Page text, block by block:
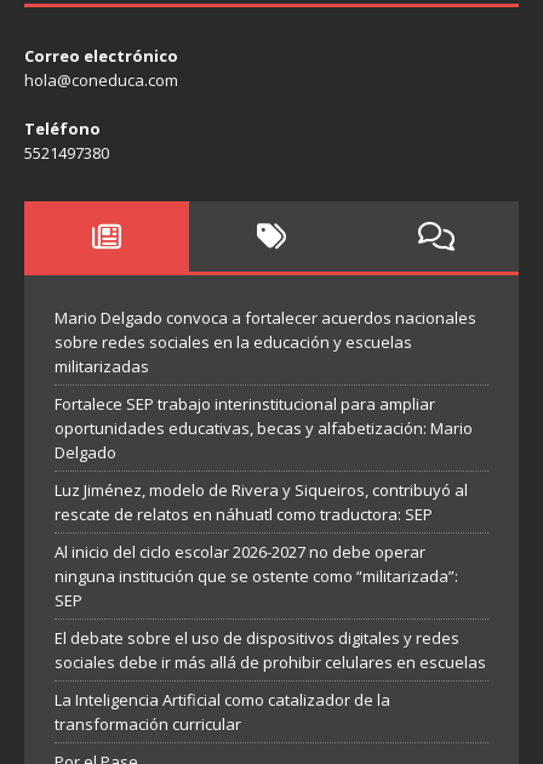
Correo electrónico
hola@coneduca.com
Teléfono
5521497380
Mario Delgado convoca a fortalecer acuerdos nacionales
sobre redes sociales en la educación y escuelas
militarizadas
Fortalece SEP trabajo interinstitucional para ampliar
oportunidades educativas, becas y alfabetización: Mario
Delgado
Luz Jiménez, modelo de Rivera y Siqueiros, contribuyó al
rescate de relatos en náhuatl como traductora: SEP
Al inicio del ciclo escolar 2026-2027 no debe operar
ninguna institución que se ostente como “militarizada”:
SEP
El debate sobre el uso de dispositivos digitales y redes
sociales debe ir más allá de prohibir celulares en escuelas
La Inteligencia Artificial como catalizador de la
transformación curricular